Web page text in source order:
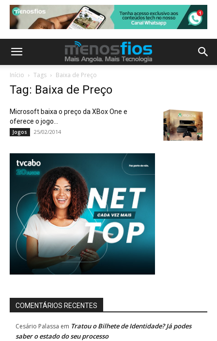
Início Tags Baixa de Preço
Tag: Baixa de Preço
Microsoft baixa o preço da XBox One e
oferece o jogo...
Jogos 25/02/2014
COMENTÁRIOS RECENTES
Cesário Palassa em Tratou o Bilhete de Identidade? Já podes
saber o estado do seu processo